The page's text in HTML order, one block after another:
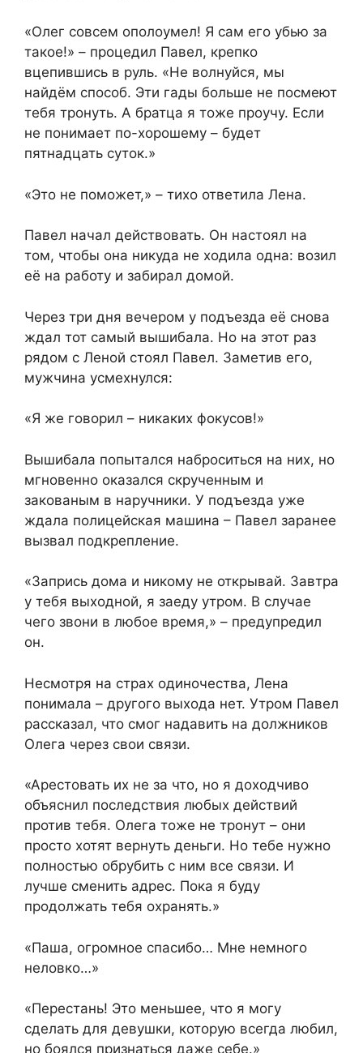
«Олег совсем ополоумел! Я сам его убью за
такое!» – процедил Павел, крепко
вцепившись в руль. «Не волнуйся, мы
найдём способ. Эти гады больше не посмеют
тебя тронуть. А братца я тоже проучу. Если
не понимает по-хорошему – будет
пятнадцать суток.»
«Это не поможет,» – тихо ответила Лена.
Павел начал действовать. Он настоял на
том, чтобы она никуда не ходила одна: возил
её на работу и забирал домой.
Через три дня вечером у подъезда её снова
ждал тот самый вышибала. Но на этот раз
рядом с Леной стоял Павел. Заметив его,
мужчина усмехнулся:
«Я же говорил – никаких фокусов!»
Вышибала попытался наброситься на них, но
мгновенно оказался скрученным и
закованым в наручники. У подъезда уже
ждала полицейская машина – Павел заранее
вызвал подкрепление.
«Запрись дома и никому не открывай. Завтра
у тебя выходной, я заеду утром. В случае
чего звони в любое время,» – предупредил
он.
Несмотря на страх одиночества, Лена
понимала – другого выхода нет. Утром Павел
рассказал, что смог надавить на должников
Олега через свои связи.
«Арестовать их не за что, но я доходчиво
объяснил последствия любых действий
против тебя. Олега тоже не тронут – они
просто хотят вернуть деньги. Но тебе нужно
полностью обрубить с ним все связи. И
лучше сменить адрес. Пока я буду
продолжать тебя охранять.»
«Паша, огромное спасибо… Мне немного
неловко…»
«Перестань! Это меньшее, что я могу
сделать для девушки, которую всегда любил,
но боялся признаться даже себе.»